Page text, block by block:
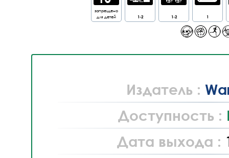
запрещено
для детей
1-2 1-2 1
Издатель :
Доступность :
Дата выхода :